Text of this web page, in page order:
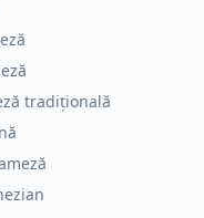
tradițională